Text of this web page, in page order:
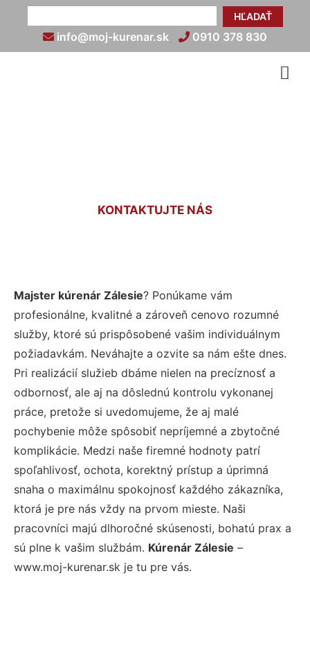
HĽADAŤ
info@moj-kurenar.sk 0910 378 830
KONTAKTUJTE NÁS
Majster kúrenár Zálesie? Ponúkame vám
profesionálne, kvalitné a zároveň cenovo rozumné
služby, ktoré sú prispôsobené vašim individuálnym
požiadavkám. Neváhajte a ozvite sa nám ešte dnes.
Pri realizácií služieb dbáme nielen na precíznosť a
odbornosť, ale aj na dôslednú kontrolu vykonanej
práce, pretože si uvedomujeme, že aj malé
pochybenie môže spôsobiť nepríjemné a zbytočné
komplikácie. Medzi naše firemné hodnoty patrí
spoľahlivosť, ochota, korektný prístup a úprimná
snaha o maximálnu spokojnosť každého zákazníka,
ktorá je pre nás vždy na prvom mieste. Naši
pracovníci majú dlhoročné skúsenosti, bohatú prax a
sú plne k vašim službám. Kúrenár Zálesie –
www.moj-kurenar.sk je tu pre vás.